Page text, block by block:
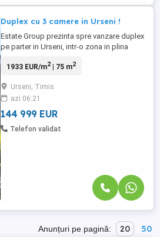
Duplex cu 3 camere in Urseni !
Estate Group prezinta spre vanzare duplex
pe parter in Urseni, intr-o zona in plina
suprafata teren 310 mp, compartimentat
bucatarie inchisa * 2 dormitoare * 2 bai
Posibilitate de personalizare interioara.
Exteriorul ...
1933 EUR/m2| 75 m2
Urseni, Timis
azi 06:21
144 999 EUR
Telefon validat
Anunțuri pe pagină: 20 50